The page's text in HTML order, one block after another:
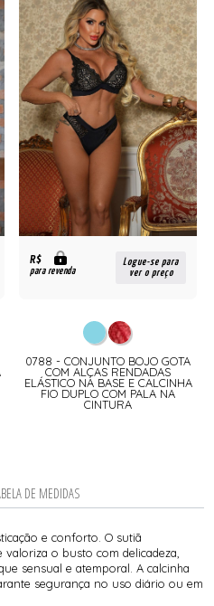
R$
para revenda
Logue-se para
ver o preço
0788 - CONJUNTO BOJO GOTA
COM ALÇAS RENDADAS
ELÁSTICO NA BASE E CALCINHA
FIO DUPLO COM PALA NA
CINTURA
DE MEDIDAS
e conforto. O sutiã
o busto com delicadeza,
sensual e atemporal. A calcinha
segurança no uso diário ou em